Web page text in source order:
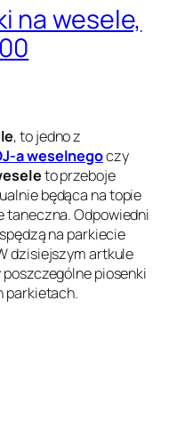
na wesele,
, to jedno z
a weselnegoczy
to przeboje
będąca na topie
taneczna. Odpowiedni
na parkiecie
dzisiejszym artkule
piosenki
parkietach.